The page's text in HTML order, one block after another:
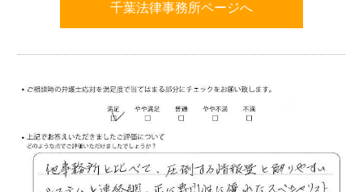
千葉法律事務所ページへ